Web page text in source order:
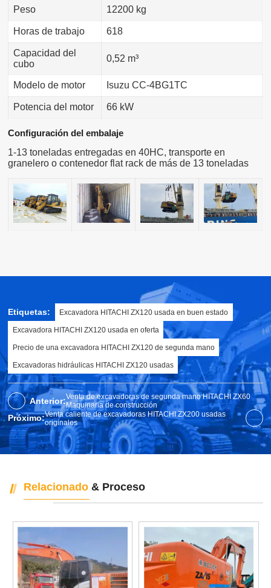
Peso 12200 kg
Horas de trabajo 618
Capacidad del
cubo
0,52 m³
Modelo de motor Isuzu CC-4BG1TC
Potencia del motor 66 kW
Configuración del embalaje
1-13 toneladas entregadas en 40HC, transporte en
granelero o contenedor flat rack de más de 13 toneladas
Etiquetas: Excavadora HITACHI ZX120 usada en buen estado
Excavadora HITACHI ZX120 usada en oferta
Precio de una excavadora HITACHI ZX120 de segunda mano
Excavadoras hidráulicas HITACHI ZX120 usadas
Anterior:Venta de excavadoras de segunda mano HITACHI ZX60
Maquinaria de construcción
Próximo:Venta caliente de excavadoras HITACHI ZX200 usadas
originales
Relacionado & Proceso